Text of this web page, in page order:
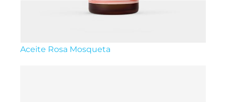
Aceite Rosa Mosqueta